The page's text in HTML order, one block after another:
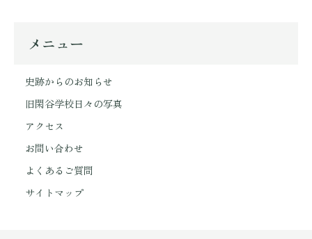
メニュー
史跡からのお知らせ
旧閑谷学校日々の写真
アクセス
お問い合わせ
よくあるご質問
サイトマップ